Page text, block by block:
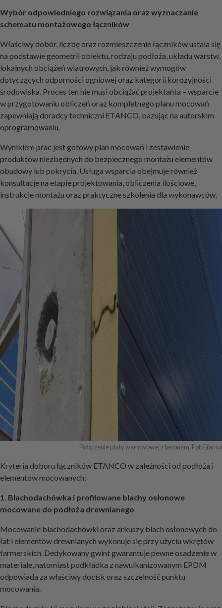
Wybór odpowiedniego rozwiązania oraz wyznaczanie
schematu montażowego łączników
Właściwy dobór, liczbę oraz rozmieszczenie łączników ustala się
na podstawie geometrii obiektu, rodzaju podłoża, układu warstw,
lokalnych obciążeń wiatrowych, jak również wymogów
dotyczących odporności ogniowej oraz kategorii korozyjności
środowiska. Proces ten nie musi obciążać projektanta – wsparcie
w przygotowaniu obliczeń oraz kompletnego planu mocowań
zapewniają doradcy techniczni ETANCO, bazując na autorskim
oprogramowaniu.
Wynikiem prac jest gotowy plan mocowań i zestawienie
produktów niezbędnych do bezpiecznego montażu elementów
obudowy lub pokrycia. Usługa wsparcia obejmuje również
konsultacje na etapie projektowania, obliczenia ilościowe,
instrukcje montażu oraz praktyczne szkolenia dla wykonawców.
Połączenie płyty warstwowej z betonem. Fot. Etanco
Kryteria doboru łączników ETANCO w zależności od podłoża i
elementów mocowanych:
1. Blachodachówka i profilowane blachy osłonowe
mocowane do podłoża drewnianego
Mocowanie blachodachówki oraz arkuszy blach osłonowych do
łat i elementów drewnianych wykonuje się przy użyciu wkrętów
farmerskich. Dedykowany gwint gwarantuje pewne osadzenie w
materiale, natomiast podkładka z nawulkanizowanym EPDM
odpowiada za właściwy docisk oraz szczelność punktu
mocowania.